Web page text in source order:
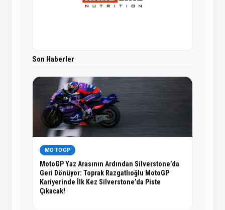
Son Haberler
MOTOGP
MotoGP Yaz Arasının Ardından Silverstone’da
Geri Dönüyor: Toprak Razgatlıoğlu MotoGP
Kariyerinde İlk Kez Silverstone’da Piste
Çıkacak!